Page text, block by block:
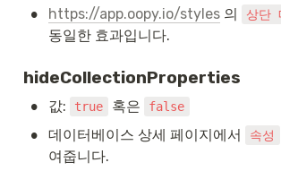
• https://app.oopy.io/styles 의 상단
동일한 효과입니다.
hideCollectionProperties
• 값: true 혹은 false
• 데이터베이스 상세 페이지에서 속성
여줍니다.